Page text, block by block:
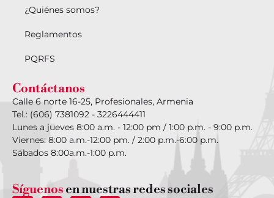
¿Quiénes somos?
Reglamentos
PQRFS
Contáctanos
Calle 6 norte 16-25, Profesionales, Armenia
Tel.: (606) 7381092 - 3226444411
Lunes a jueves 8:00 a.m. - 12:00 pm / 1:00 p.m. - 9:00 p.m.
Viernes: 8:00 a.m.-12:00 pm. / 2:00 p.m.-6:00 p.m.
Sábados 8:00a.m.-1:00 p.m.
Síguenos en nuestras redes sociales